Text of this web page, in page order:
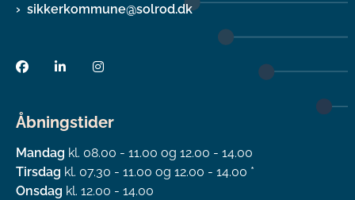
sikkerkommune@solrod.dk
Åbningstider
Mandag kl. 08.00 - 11.00 og 12.00 - 14.00
Tirsdag kl. 07.30 - 11.00 og 12.00 - 14.00 *
Onsdag kl. 12.00 - 14.00